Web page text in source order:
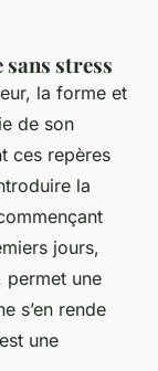
stress
la forme et
de son
ces repères
la
jours,
permet une
s’en rende
une